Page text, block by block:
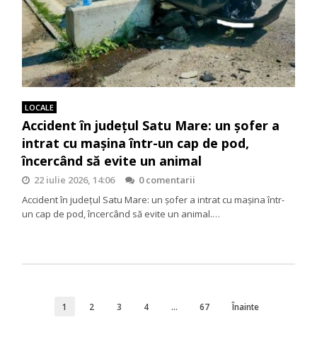
LOCALE
Accident în județul Satu Mare: un șofer a
intrat cu mașina într-un cap de pod,
încercând să evite un animal
22 iulie 2026, 14:06
0 comentarii
Accident în județul Satu Mare: un șofer a intrat cu mașina într-
un cap de pod, încercând să evite un animal.…
1 2 3 4 … 67 Înainte